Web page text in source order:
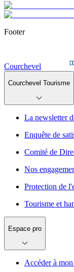
Footer
Courchevel
Courchevel Tourisme
La newsletter
Enquête de
Comité de
Nos
Protection de
Tourisme et
Espace pro
Accéder à